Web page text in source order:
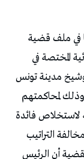
في ملف قضية
المختصة في
مدينة تونس
لمحاكمتهم
فائدة
التراتيب
أن الرئيس